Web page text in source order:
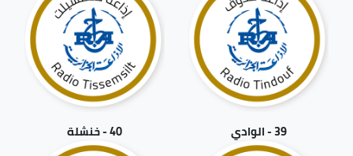
39 - الوادي 40 - خنشلة